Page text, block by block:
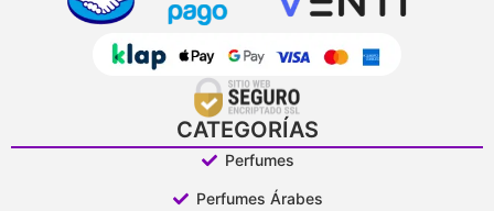
CATEGORÍAS
Perfumes
Perfumes Árabes